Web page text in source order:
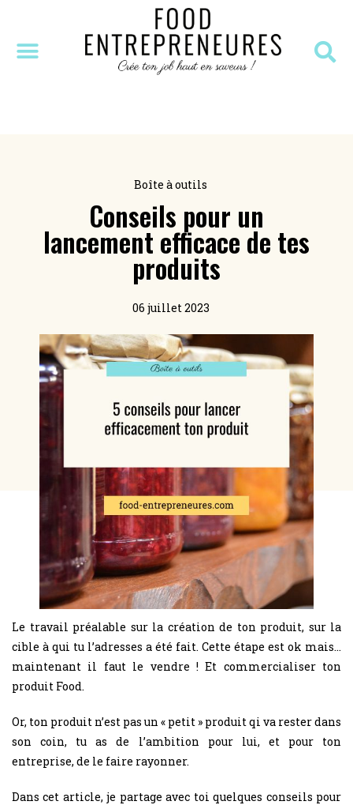
Boîte à outils
Conseils pour un
lancement efficace de tes
produits
06 juillet 2023
Le travail préalable sur la création de ton produit, sur la
cible à qui tu l’adresses a été fait. Cette étape est ok mais…
maintenant il faut le vendre ! Et commercialiser ton
produit Food.
Or, ton produit n’est pas un « petit » produit qi va rester dans
son coin, tu as de l’ambition pour lui, et pour ton
entreprise, de le faire rayonner.
Dans cet article, je partage avec toi quelques conseils pour